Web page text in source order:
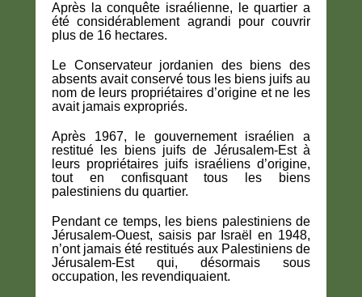
Après la conquête israélienne, le quartier a
été considérablement agrandi pour couvrir
plus de 16 hectares.
Le Conservateur jordanien des biens des
absents avait conservé tous les biens juifs au
nom de leurs propriétaires d’origine et ne les
avait jamais expropriés.
Après 1967, le gouvernement israélien a
restitué les biens juifs de Jérusalem-Est à
leurs propriétaires juifs israéliens d’origine,
tout en confisquant tous les biens
palestiniens du quartier.
Pendant ce temps, les biens palestiniens de
Jérusalem-Ouest, saisis par Israël en 1948,
n’ont jamais été restitués aux Palestiniens de
Jérusalem-Est qui, désormais sous
occupation, les revendiquaient.